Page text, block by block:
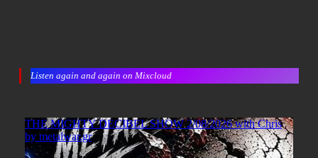
Listen again and again on Mixcloud